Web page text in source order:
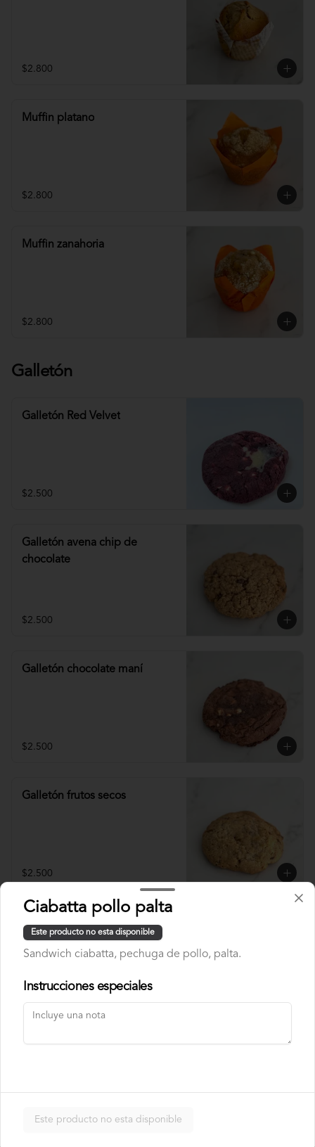
$2.800
Muffin platano
$2.800
Muffin zanahoria
$2.800
Galletón
Galletón Red Velvet
$2.500
Galletón avena chip de
chocolate
$2.500
Galletón chocolate maní
$2.500
Galletón frutos secos
$2.500
Bebidas calientes
Ristretto
Ciabatta pollo palta
Este producto no esta disponible
Sandwich ciabatta, pechuga de pollo, palta.
Instrucciones especiales
Este producto no esta disponible